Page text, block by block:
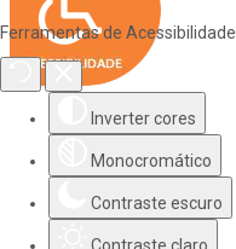
Ferramentas de Acessibilidade
Inverter cores
Monocromático
Contraste escuro